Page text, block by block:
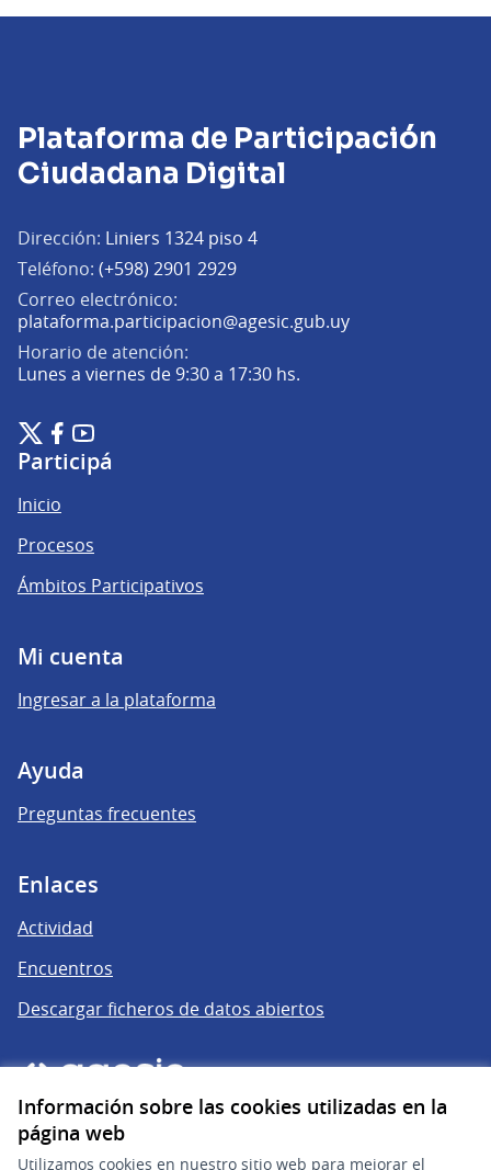
Información sobre las cookies utilizadas en la
página web
Utilizamos cookies en nuestro sitio web para mejorar el
Plataforma de Participación
Ciudadana Digital
Dirección: Liniers 1324 piso 4
Teléfono: (+598) 2901 2929
Correo electrónico:
plataforma.participacion@agesic.gub.uy(Abrir en una
Horario de atención:
Lunes a viernes de 9:30 a 17:30 hs.
Plataforma de Participación Ciudadana Digital en X
(Enlace externo)
Plataforma de Participación Ciudadana Digital en Facebook
(Enlace externo)
Plataforma de Participación Ciudadana Digital en
(Enlace externo)
Participá
Inicio
Procesos
Ámbitos Participativos
Mi cuenta
Ingresar a la plataforma
Ayuda
Preguntas frecuentes
Enlaces
Actividad
Encuentros
Descargar ficheros de datos abiertos